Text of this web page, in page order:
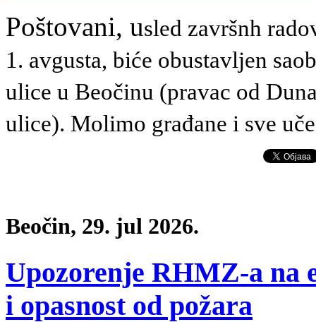
Poštovani, usled završnh
1. avgusta, biće obustavljen
ulice u Beočinu (pravac od
ulice). Molimo građane i sve
Beočin, 29. jul 2026.
Upozorenje RHMZ-a na
i opasnost od požara